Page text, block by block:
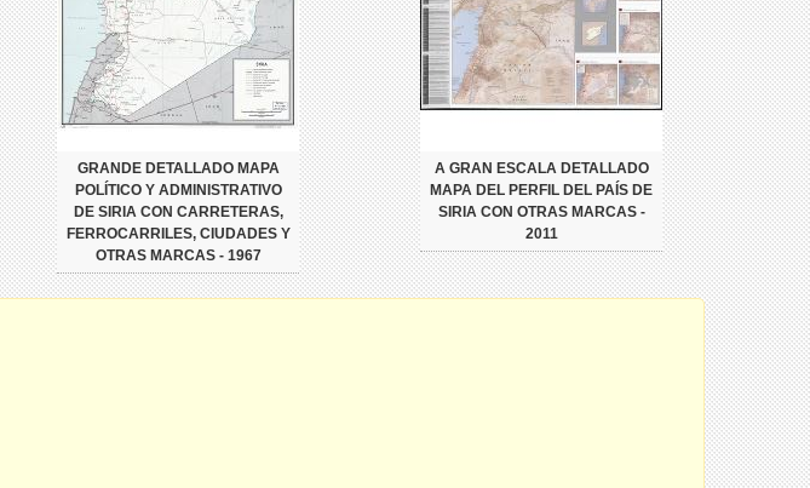
GRANDE DETALLADO MAPA
POLÍTICO Y ADMINISTRATIVO
DE SIRIA CON CARRETERAS,
FERROCARRILES, CIUDADES Y
OTRAS MARCAS - 1967
A GRAN ESCALA DETALLADO
MAPA DEL PERFIL DEL PAÍS DE
SIRIA CON OTRAS MARCAS -
2011